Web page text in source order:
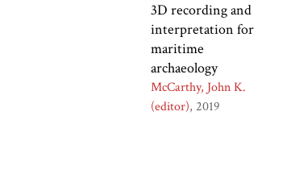
3D recording and
interpretation for
maritime
archaeology
McCarthy, John K.
(editor) 2019